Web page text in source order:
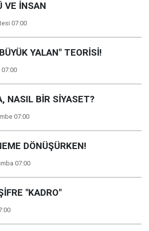
VE İNSAN
07:00
YALAN" TEORİSİ!
07:00
NASIL BİR SİYASET?
07:00
DÖNÜŞÜRKEN!
07:00
"KADRO"